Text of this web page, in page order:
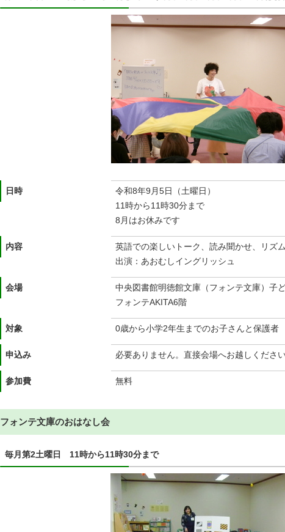
日時
令和8年9月5日（土曜日）
11時から11時30分まで
8月はお休みです
内容
英語での楽しいトーク、読み聞かせ、リズ
出演：あおむしイングリッシュ
会場
中央図書館明徳館文庫（フォンテ文庫）子
フォンテAKITA6階
対象 0歳から小学2年生までのお子さんと保護者
申込み 必要ありません。直接会場へお越しください
参加費 無料
フォンテ文庫のおはなし会
毎月第2土曜日 11時から11時30分まで